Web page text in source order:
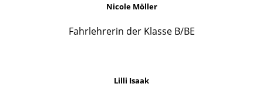
Nicole Möller
Fahrlehrerin der Klasse B/BE
Lilli Isaak